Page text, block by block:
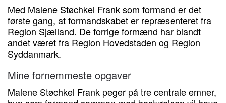
Med Malene Støchkel Frank som formand er det
første gang, at formandskabet er repræsenteret fra
Region Sjælland. De forrige formænd har blandt
andet været fra Region Hovedstaden og Region
Syddanmark.
Mine fornemmeste opgaver
Malene Støchkel Frank peger på tre centrale emner,